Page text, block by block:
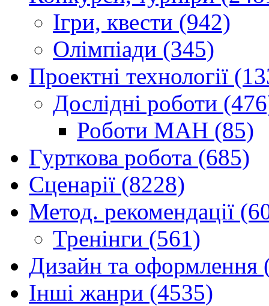
Ігри, квести (942)
Олімпіади (345)
Проектні технології
Дослідні роботи
Роботи МАН (85)
Гурткова робота (685)
Сценарії (8228)
Метод. рекомендації
Тренінги (561)
Дизайн та оформлення
Інші жанри (4535)